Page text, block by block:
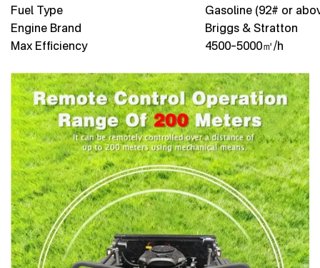
Fuel Type
Gasoline (92# or
Engine Brand
Briggs & Stratton
Max Efficiency
4500–5000㎡/h